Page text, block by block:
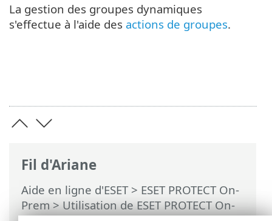
Fil d'Ariane
Aide en ligne d'ESET> ESET PROTECT On-
Prem>Utilisation de ESET PROTECT On-
La gestion des groupes dynamiques
s'effectue à l'aide des actions de groupes.